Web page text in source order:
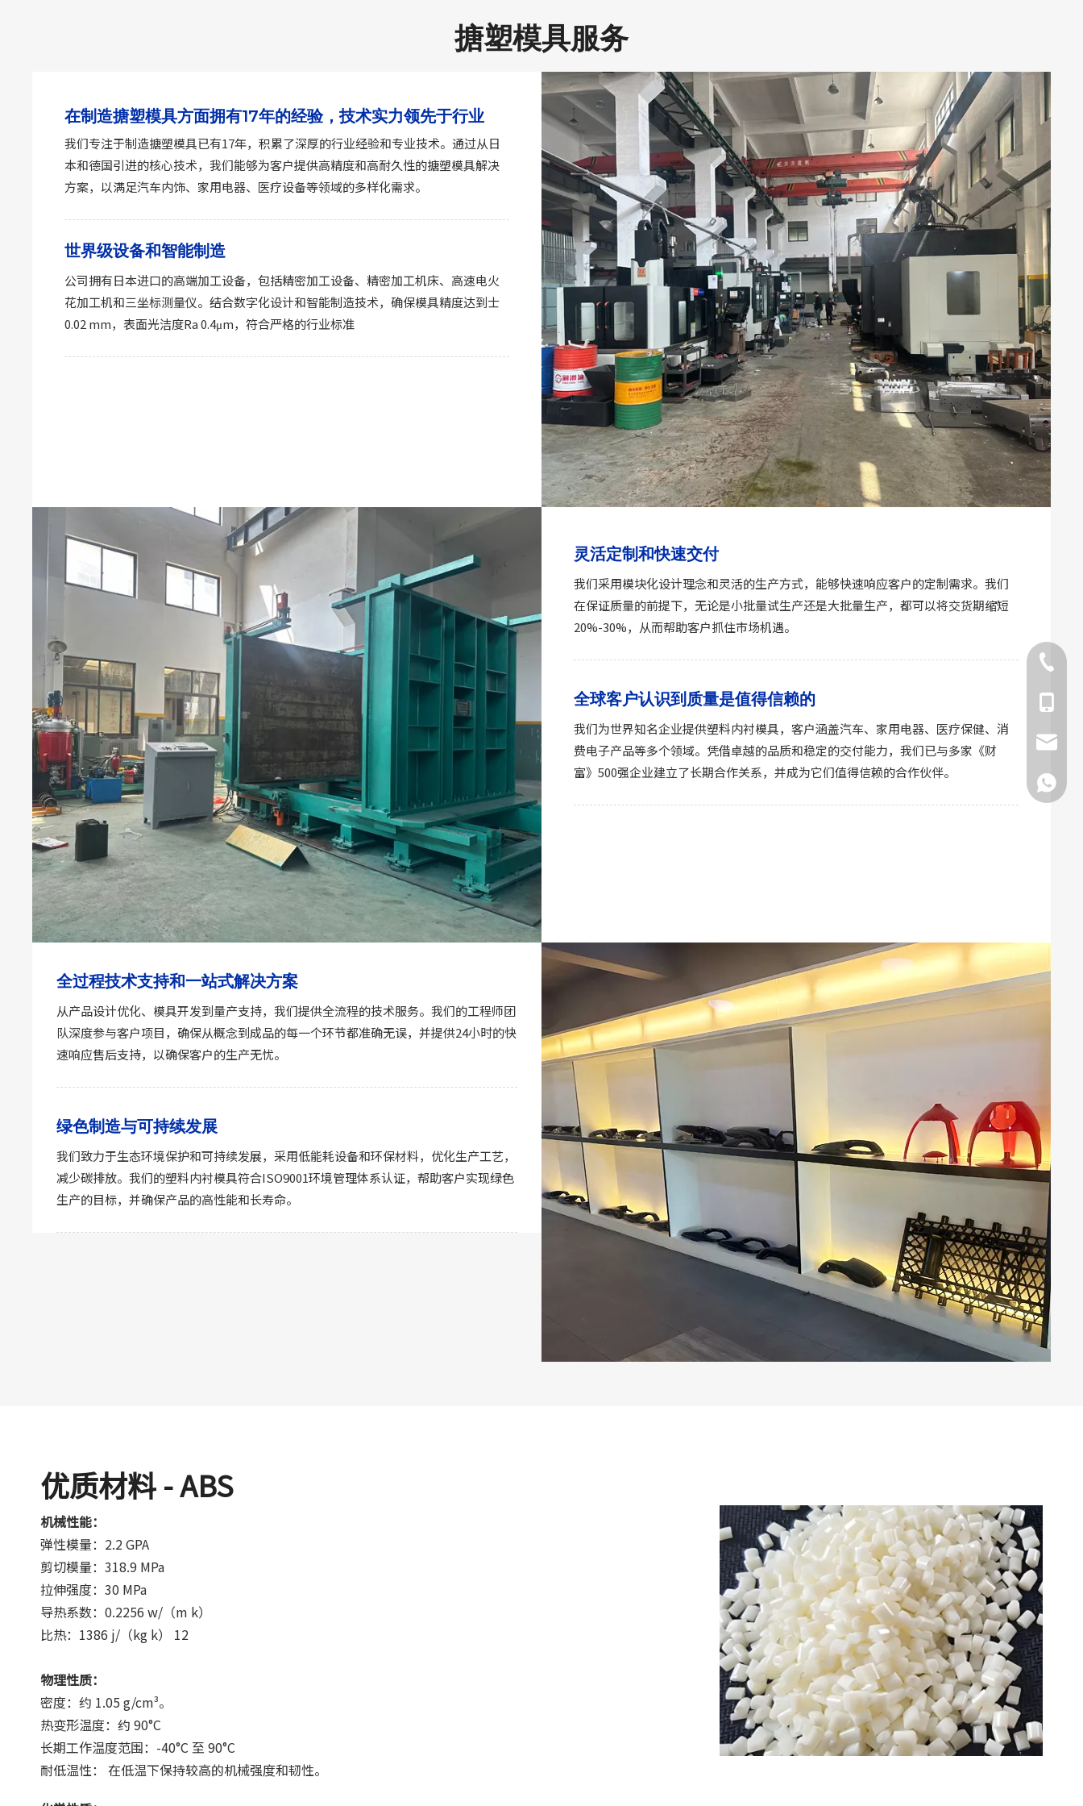
搪塑模具服务
在制造搪塑模具方面拥有17年的经验，技术实力领先于行业
我们专注于制造搪塑模具已有17年，积累了深厚的行业经验和专业技术。通过从日
本和德国引进的核心技术，我们能够为客户提供高精度和高耐久性的搪塑模具解决
方案，以满足汽车内饰、家用电器、医疗设备等领域的多样化需求。
世界级设备和智能制造
公司拥有日本进口的高端加工设备，包括精密加工设备、精密加工机床、高速电火
花加工机和三坐标测量仪。结合数字化设计和智能制造技术，确保模具精度达到士
0.02 mm，表面光洁度Ra 0.4μm，符合严格的行业标准
灵活定制和快速交付
我们采用模块化设计理念和灵活的生产方式，能够快速响应客户的定制需求。我们
在保证质量的前提下，无论是小批量试生产还是大批量生产，都可以将交货期缩短
20%-30%，从而帮助客户抓住市场机遇。
全球客户认识到质量是值得信赖的
我们为世界知名企业提供塑料内衬模具，客户涵盖汽车、家用电器、医疗保健、消
费电子产品等多个领域。凭借卓越的品质和稳定的交付能力，我们已与多家《财
富》500强企业建立了长期合作关系，并成为它们值得信赖的合作伙伴。
全过程技术支持和一站式解决方案
从产品设计优化、模具开发到量产支持，我们提供全流程的技术服务。我们的工程师团
队深度参与客户项目，确保从概念到成品的每一个环节都准确无误，并提供24小时的快
速响应售后支持，以确保客户的生产无忧。
绿色制造与可持续发展
我们致力于生态环境保护和可持续发展，采用低能耗设备和环保材料，优化生产工艺，
减少碳排放。我们的塑料内衬模具符合ISO9001环境管理体系认证，帮助客户实现绿色
生产的目标，并确保产品的高性能和长寿命。
优质材料 - ABS
机械性能：
弹性模量：2.2 GPA
剪切模量：318.9 MPa
拉伸强度：30 MPa
导热系数：0.2256 w/（m k）
比热：1386 j/（kg k） 12
物理性质：
密度：约 1.05 g/cm³。
热变形温度：约 90°C
长期工作温度范围：-40°C 至 90°C
耐低温性： 在低温下保持较高的机械强度和韧性。
0576-